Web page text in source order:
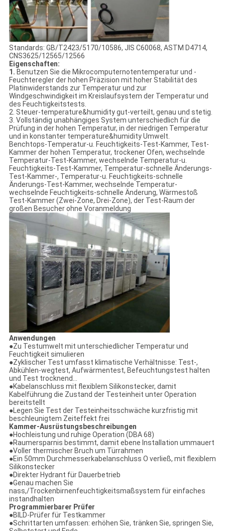
Standards: GB/T2423/5170/10586, JIS C60068, ASTM D4714,
CNS3625/12565/12566
Eigenschaften:
1. Benutzen Sie die Mikrocomputernotentemperatur und -
Feuchteregler der hohen Präzision mit hoher Stabilität des
Platinwiderstands zur Temperatur und zur
Windgeschwindigkeit im Kreislaufsystem der Temperatur und
des Feuchtigkeitstests.
2. Steuer-temperature&humidity gut-verteilt, genau und stetig.
3. Vollständig unabhängiges System unterschiedlich für die
Prüfung in der hohen Temperatur, in der niedrigen Temperatur
und in konstanter temperature&humidity Umwelt.
Benchtops-Temperatur-u. Feuchtigkeits-Test-Kammer, Test-
Kammer der hohen Temperatur, trockener Ofen, wechselnde
Temperatur-Test-Kammer, wechselnde Temperatur-u.
Feuchtigkeits-Test-Kammer, Temperatur-schnelle Änderungs-
Test-Kammer-, Temperatur-u. Feuchtigkeits-schnelle
Änderungs-Test-Kammer, wechselnde Temperatur-
wechselnde Feuchtigkeits-schnelle Änderung, Wärmestoß
Test-Kammer (Zwei-Zone, Drei-Zone), der Test-Raum der
großen Besucher ohne Voranmeldung
Anwendungen
●Zu Testumwelt mit unterschiedlicher Temperatur und
Feuchtigkeit simulieren
●Zyklischer Test umfasst klimatische Verhältnisse: Test-,
Abkühlen-wegtest, Aufwärmentest, Befeuchtungstest halten
und Test trocknend…
●Kabelanschluss mit flexiblem Silikonstecker, damit
Kabelführung die Zustand der Testeinheit unter Operation
bereitstellt
●Legen Sie Test der Testeinheitsschwäche kurzfristig mit
beschleunigtem Zeiteffekt frei
Kammer-Ausrüstungsbeschreibungen
●Hochleistung und ruhige Operation (DBA 68)
●Raumersparnis bestimmt, damit ebene Installation ummauert
●Voller thermischer Bruch um Türrahmen
●Ein 50mm Durchmesserkabelanschluss O verließ, mit flexiblem
Silikonstecker
●Direkter Hydrant für Dauerbetrieb
●Genau machen Sie
nass,/Trockenbirnenfeuchtigkeitsmaßsystem für einfaches
instandhalten
Programmierbarer Prüfer
●BILD-Prüfer für Testkammer
●Schrittarten umfassen: erhöhen Sie, tränken Sie, springen Sie,